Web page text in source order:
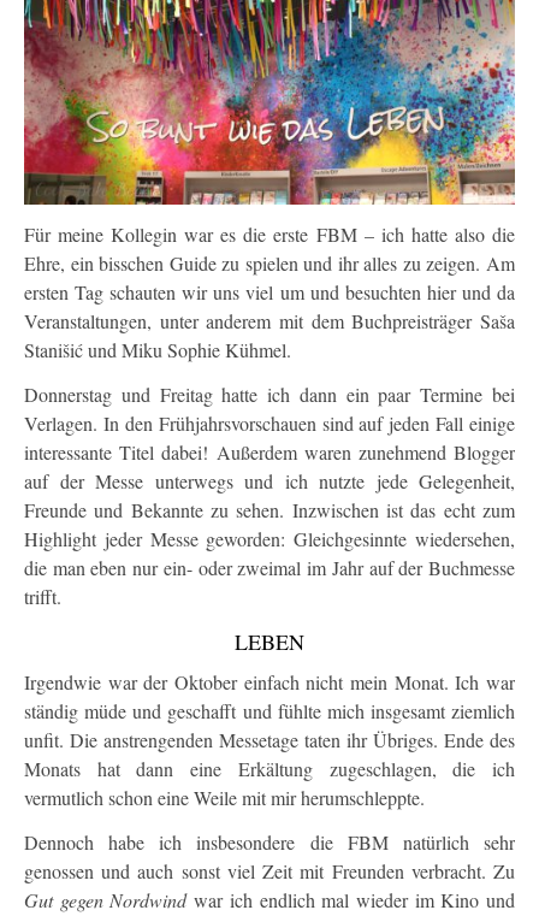
Für meine Kollegin war es die erste FBM – ich hatte also die
Ehre, ein bisschen Guide zu spielen und ihr alles zu zeigen. Am
ersten Tag schauten wir uns viel um und besuchten hier und da
Veranstaltungen, unter anderem mit dem Buchpreisträger Saša
Stanišić und Miku Sophie Kühmel.
Donnerstag und Freitag hatte ich dann ein paar Termine bei
Verlagen. In den Frühjahrsvorschauen sind auf jeden Fall einige
interessante Titel dabei! Außerdem waren zunehmend Blogger
auf der Messe unterwegs und ich nutzte jede Gelegenheit,
Freunde und Bekannte zu sehen. Inzwischen ist das echt zum
Highlight jeder Messe geworden: Gleichgesinnte wiedersehen,
die man eben nur ein- oder zweimal im Jahr auf der Buchmesse
trifft.
LEBEN
Irgendwie war der Oktober einfach nicht mein Monat. Ich war
ständig müde und geschafft und fühlte mich insgesamt ziemlich
unfit. Die anstrengenden Messetage taten ihr Übriges. Ende des
Monats hat dann eine Erkältung zugeschlagen, die ich
vermutlich schon eine Weile mit mir herumschleppte.
Dennoch habe ich insbesondere die FBM natürlich sehr
genossen und auch sonst viel Zeit mit Freunden verbracht. Zu
Gut gegen Nordwindwar ich endlich mal wieder im Kino und